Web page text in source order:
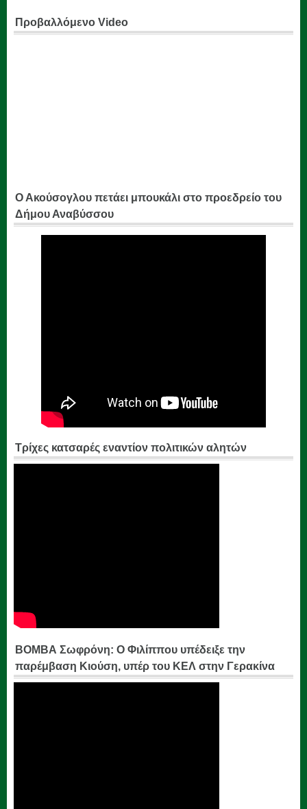
Προβαλλόμενο Video
Ο Ακούσογλου πετάει μπουκάλι στο προεδρείο του
Δήμου Αναβύσσου
Τρίχες κατσαρές εναντίον πολιτικών αλητών
ΒΟΜΒΑ Σωφρόνη: Ο Φιλίππου υπέδειξε την
παρέμβαση Κιούση, υπέρ του ΚΕΛ στην Γερακίνα